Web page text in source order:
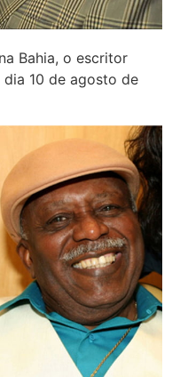
Bahia, o escritor
dia 10 de agosto de